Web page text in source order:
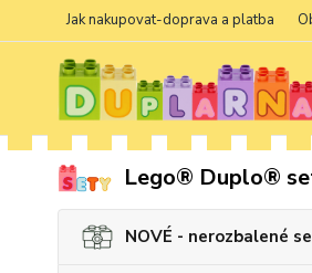
Jak nakupovat-doprava a platba
Lego® Duplo®
NOVÉ - nerozbalené